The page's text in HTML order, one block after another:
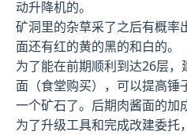
动升降机的。
矿洞里的杂草采了之后有概率
面还有红的黄的黑的和白的。
为了能在前期顺利到达26层
面（食堂购买），可以提高锤
一个矿石了。后期肉酱面的加
为了升级工具和完成改建委托